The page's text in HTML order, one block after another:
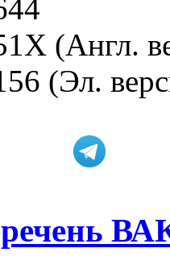
(Англ.
(Эл.